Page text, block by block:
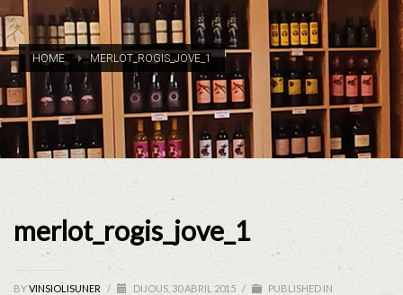
HOME MERLOT_ROGIS_JOVE_1
merlot_rogis_jove_1
BYVINSIOLISUNER / DIJOUS, 30 ABRIL 2015 / PUBLISHED IN